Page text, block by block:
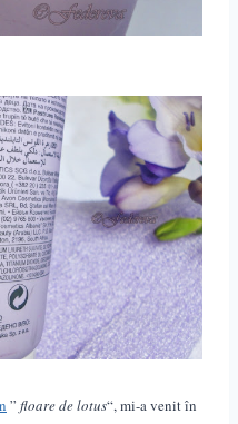
” floare de lotus“, mi-a venit în